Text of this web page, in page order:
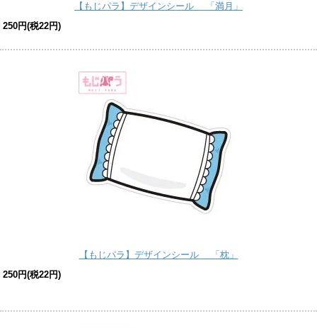
【もじパラ】デザインシール 「満月」
250円(税22円)
【もじパラ】デザインシール 「枕」
250円(税22円)